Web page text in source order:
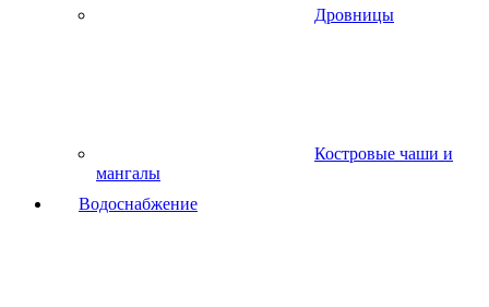
Дровницы
Костровые чаши и
мангалы
Водоснабжение